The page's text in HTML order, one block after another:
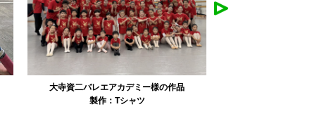
リュミエル新体操クラブ様の作品
Tシャツ製作：パーカ・スウェット